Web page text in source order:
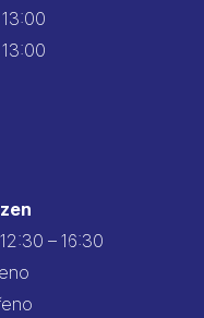
– 16:30